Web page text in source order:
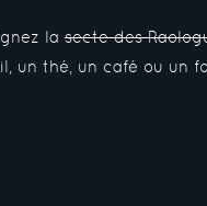
la secte des
un thé, un café ou un